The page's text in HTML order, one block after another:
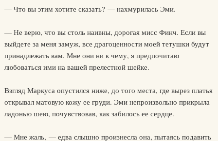
— Что вы этим хотите сказать? — нахмурилась Эми.
— Не верю, что вы столь наивны, дорогая мисс Финч. Если вы
выйдете за меня замуж, все драгоценности моей тетушки будут
принадлежать вам. Мне они ни к чему, я предпочитаю
любоваться ими на вашей прелестной шейке.
Взгляд Маркуса опустился ниже, до того места, где вырез платья
открывал матовую кожу ее груди. Эми непроизвольно прикрыла
ладонью шею, почувствовав, как забилось ее сердце.
— Мне жаль, — едва слышно произнесла она, пытаясь подавить